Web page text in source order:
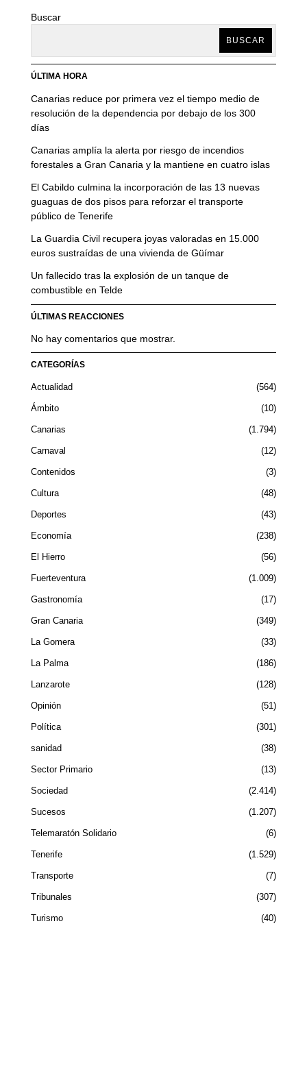
Buscar
BUSCAR
ÚLTIMA HORA
Canarias reduce por primera vez el tiempo medio de
resolución de la dependencia por debajo de los 300
días
Canarias amplía la alerta por riesgo de incendios
forestales a Gran Canaria y la mantiene en cuatro islas
El Cabildo culmina la incorporación de las 13 nuevas
guaguas de dos pisos para reforzar el transporte
público de Tenerife
La Guardia Civil recupera joyas valoradas en 15.000
euros sustraídas de una vivienda de Güímar
Un fallecido tras la explosión de un tanque de
combustible en Telde
ÚLTIMAS REACCIONES
No hay comentarios que mostrar.
CATEGORÍAS
Actualidad 564
Ámbito 10
Canarias 1.794
Carnaval 12
Contenidos 3
Cultura 48
Deportes 43
Economía 238
El Hierro 56
Fuerteventura 1.009
Gastronomía 17
Gran Canaria 349
La Gomera 33
La Palma 186
Lanzarote 128
Opinión 51
Política 301
sanidad 38
Sector Primario 13
Sociedad 2.414
Sucesos 1.207
Telemaratón Solidario 6
Tenerife 1.529
Transporte 7
Tribunales 307
Turismo 40